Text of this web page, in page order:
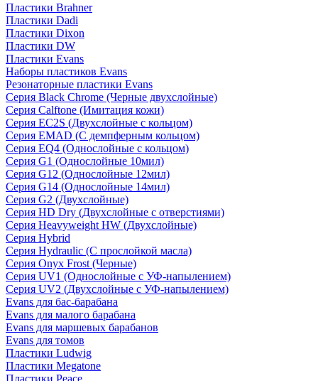
Пластики Brahner
Пластики Dadi
Пластики Dixon
Пластики DW
Пластики Evans
Наборы пластиков Evans
Резонаторные пластики Evans
Серия Black Chrome (Черные двухслойные)
Серия Calftone (Имитация кожи)
Серия EC2S (Двухслойные с кольцом)
Серия EMAD (С демпферным кольцом)
Серия EQ4 (Однослойные с кольцом)
Серия G1 (Однослойные 10мил)
Серия G12 (Однослойные 12мил)
Серия G14 (Однослойные 14мил)
Серия G2 (Двухслойные)
Серия HD Dry (Двухслойные с отверстиями)
Серия Heavyweight HW (Двухслойные)
Серия Hybrid
Серия Hydraulic (С прослойкой масла)
Серия Onyx Frost (Черные)
Серия UV1 (Однослойные с УФ-напылением)
Серия UV2 (Двухслойные с УФ-напылением)
Evans для бас-барабана
Evans для малого барабана
Evans для маршевых барабанов
Evans для томов
Пластики Ludwig
Пластики Megatone
Пластики Peace